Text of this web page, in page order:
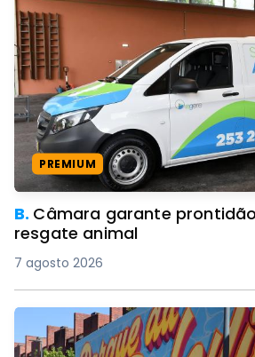
PREMIUM
B. Câmara garante
resgate animal
7 agosto 2026